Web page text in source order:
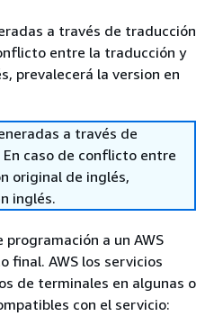
a través de traducción
entre la traducción y
prevalecerá la version en
a través de
caso de conflicto entre
original de inglés,
inglés.
a un AWS
final. AWS los servicios
de terminales en algunas o
con el servicio: